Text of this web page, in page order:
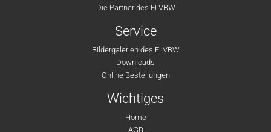
Die Partner des FLVBW
Service
Bildergalerien des FLVBW
Downloads
Online Bestellungen
Wichtiges
Home
AGB